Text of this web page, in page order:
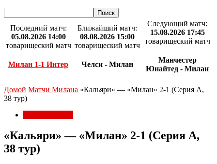
Последний матч:
05.08.2026 14:00
товарищеский матч
Милан 1-1 Интер
Ближайший матч:
08.08.2026 15:00
товарищеский матч
Челси - Милан
Следующий матч:
15.08.2026 17:45
товарищеский матч
Манчестер
Юнайтед - Милан
Домой Матчи Милана «Кальяри» — «Милан» 2-1 (Серия А,
38 тур)
«Кальяри» — «Милан» 2-1 (Серия А,
38 тур)